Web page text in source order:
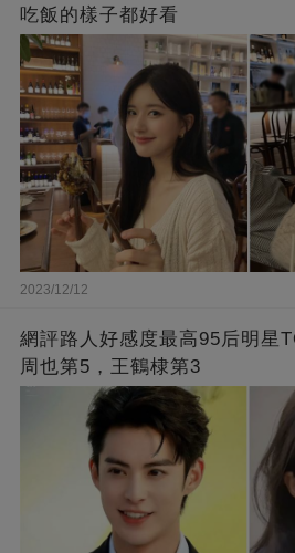
吃飯的樣子都好看
2023/12/12
網評路人好感度最高95后明星
周也第5，王鶴棣第3